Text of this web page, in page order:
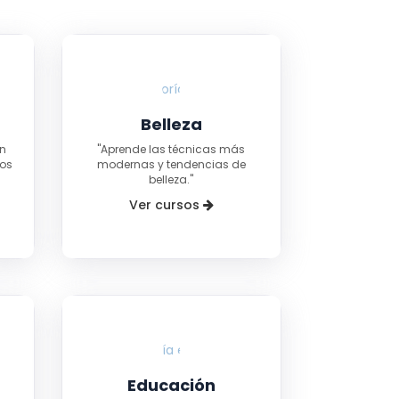
Belleza
"Aprende las técnicas más
modernas y tendencias de
belleza."
Ver cursos
Educación